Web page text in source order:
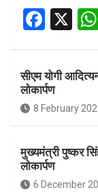
F
ce
b
o
o
k
X
सीएम योगी
लोकार्पण
8 February
मुख्यमंत्री पुष्कर
लोकार्पण
6 December